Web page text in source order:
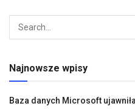
Najnowsze wpisy
Baza danych Microsoft